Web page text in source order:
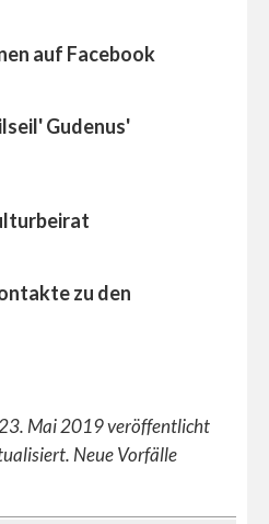
auf Facebook
Gudenus'
zu den
Mai 2019 veröffentlicht
Neue Vorfälle